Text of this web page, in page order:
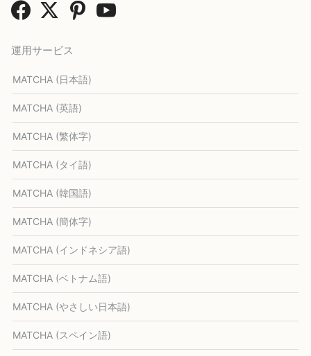
運用サービス
MATCHA (日本語)
MATCHA (英語)
MATCHA (繁体字)
MATCHA (タイ語)
MATCHA (韓国語)
MATCHA (簡体字)
MATCHA (インドネシア語)
MATCHA (ベトナム語)
MATCHA (やさしい日本語)
MATCHA (スペイン語)